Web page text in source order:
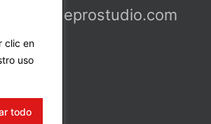
clic en
uso
todo